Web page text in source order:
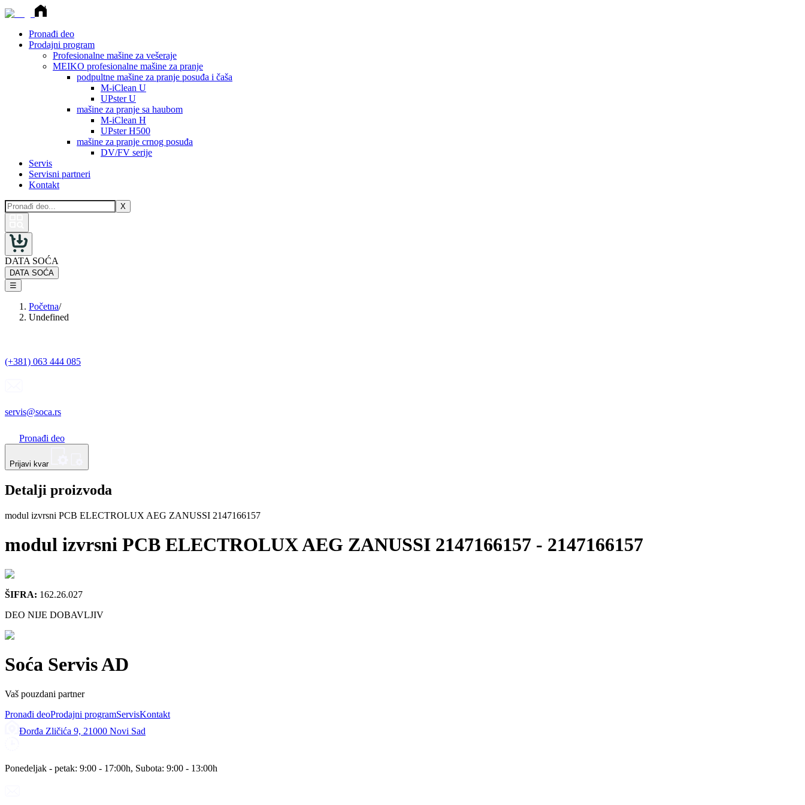
Pronađi deo
Prodajni program
Profesionalne mašine za vešeraje
MEIKO profesionalne mašine za pranje
podpultne mašine za pranje posuđa i čaša
M-iClean U
UPster U
mašine za pranje sa haubom
M-iClean H
UPster H500
mašine za pranje crnog posuđa
DV/FV serije
Servis
Servisni partneri
Kontakt
X
DATA SOĆA
DATA SOĆA
☰
Početna/
Undefined
(+381) 063 444 085
servis@soca.rs
Pronađi deo
Prijavi kvar
Detalji proizvoda
modul izvrsni PCB ELECTROLUX AEG ZANUSSI 2147166157
modul izvrsni PCB ELECTROLUX AEG ZANUSSI 2147166157 - 2147166157
ŠIFRA: 162.26.027
DEO NIJE DOBAVLJIV
Soća Servis AD
Vaš pouzdani partner
Pronađi deoProdajni programServisKontakt
Đorđa Zličića 9, 21000 Novi Sad
Ponedeljak - petak: 9:00 - 17:00h, Subota: 9:00 - 13:00h